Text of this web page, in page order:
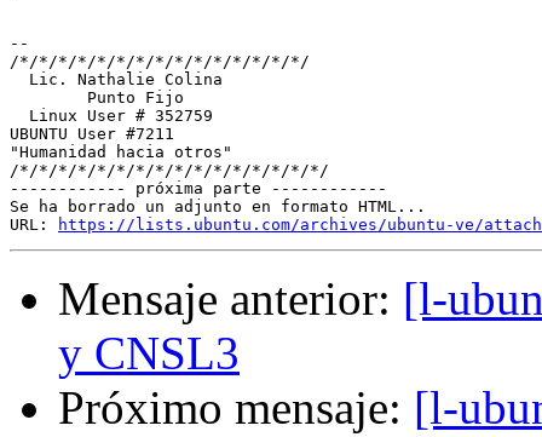
--
/*/*/*/*/*/*/*/*/*/*/*/*/*/*/*/
  Lic. Nathalie Colina
        Punto Fijo
  Linux User # 352759
UBUNTU User #7211
"Humanidad hacia otros"
/*/*/*/*/*/*/*/*/*/*/*/*/*/*/*/*/
------------ próxima parte ------------
Se ha borrado un adjunto en formato HTML...
URL:
https://lists.ubuntu.com/archives/ubuntu-ve/
Mensaje anterior: [l-
y CNSL3
Próximo mensaje: [l-